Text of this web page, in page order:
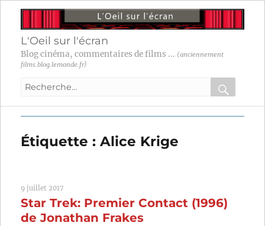
L'Oeil sur l'écran
Blog cinéma, commentaires de films ... (anciennement
films.blog.lemonde.fr)
Recherche
:
OK
Étiquette :Alice Krige
9 juillet 2017
Star Trek: Premier Contact (1996)
de Jonathan Frakes